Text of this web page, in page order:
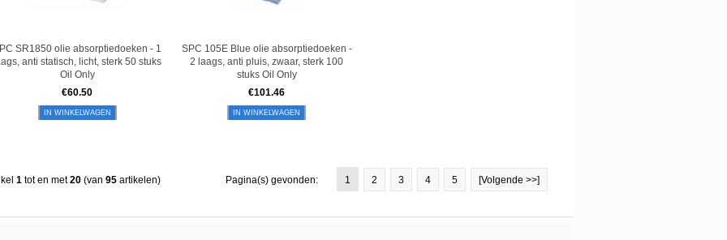
SR1850 olie absorptiedoeken - 1
anti statisch, licht, sterk 50 stuks
Oil Only
€60.50
IN WINKELWAGEN
SPC 105E Blue olie absorptiedoeken -
2 laags, anti pluis, zwaar, sterk 100
stuks Oil Only
€101.46
IN WINKELWAGEN
Pagina(s) gevonden: 1 2 3 4 5 [Volgende >>]
1 tot en met20 (van 95 artikelen)